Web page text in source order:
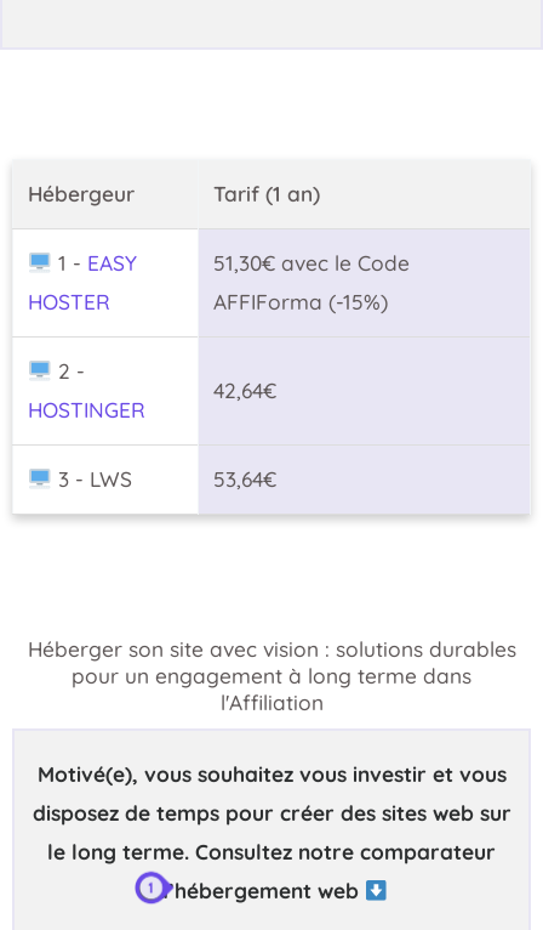
Hébergeur Tarif (1 an)
1 - EASY
HOSTER
51,30€ avec le Code
AFFIForma (-15%)
2 -
HOSTINGER
42,64€
3 - LWS 53,64€
Héberger son site avec vision : solutions durables
pour un engagement à long terme dans
l'Affiliation
Motivé(e), vous souhaitez vous investir et vous
disposez de temps pour créer des sites web sur
le long terme. Consultez notre comparateur
d’hébergement web